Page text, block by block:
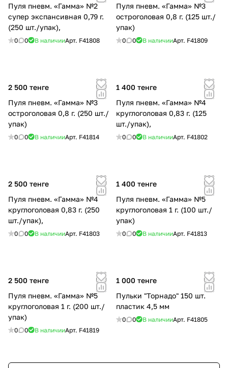
Пуля пневм. «Гамма» №2
супер экспансивная 0,79 г.
(250 шт./упак),
0 0 В наличииАрт. F41808
Пуля пневм. «Гамма» №3
остроголовая 0,8 г. (125 шт./
упак)
0 0 В наличииАрт. F41809
2 500 тенге
Пуля пневм. «Гамма» №3
остроголовая 0,8 г. (250 шт./
упак)
0 0 В наличииАрт. F41814
1 400 тенге
Пуля пневм. «Гамма» №4
круглоголовая 0,83 г. (125
шт./упак),
0 0 В наличииАрт. F41802
2 500 тенге
Пуля пневм. «Гамма» №4
круглоголовая 0,83 г. (250
шт./упак),
0 0 В наличииАрт. F41803
1 400 тенге
Пуля пневм. «Гамма» №5
круглоголовая 1 г. (100 шт./
упак)
0 0 В наличииАрт. F41813
2 500 тенге
Пуля пневм. «Гамма» №5
круглоголовая 1 г. (200 шт./
упак)
0 0 В наличииАрт. F41819
1 000 тенге
Пульки "Торнадо" 150 шт.
пластик 4,5 мм
0 0 В наличииАрт. F41805